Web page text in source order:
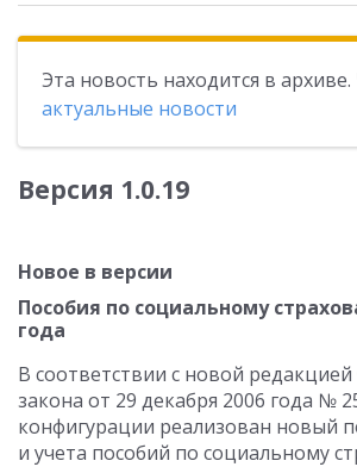
Эта новость находится в
актуальные новости
Версия 1.0.19
Новое в версии
Пособия по социальному
года
В соответствии с новой
закона от 29 декабря 2006 года №
конфигурации реализован новый
и учета пособий по социальному